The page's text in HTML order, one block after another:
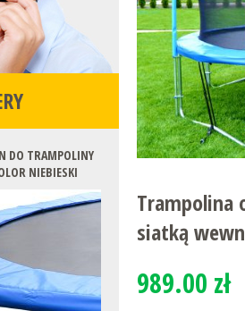
DO TRAMPOLINY
NIEBIESKI
Trampolina
siatką
989.00 zł